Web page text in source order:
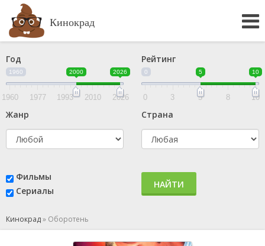
Кинокрад
Год
1960 2000 2026
1960 1977 1993 2010 2026
Рейтинг
0 5 10
0 3 5 8 10
Жанр Страна
Фильмы
Сериалы
НАЙТИ
Кинокрад» Оборотень